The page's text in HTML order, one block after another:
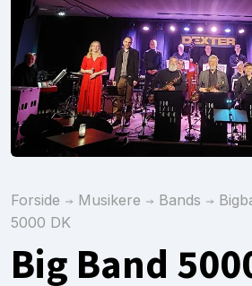
Forside Musikere Bands
5000 DK
Big Band